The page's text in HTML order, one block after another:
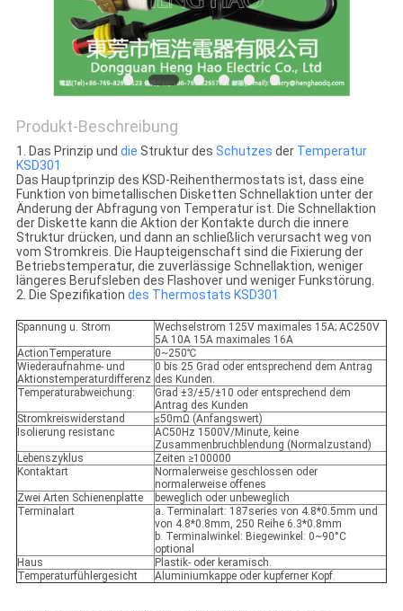
Produkt-Beschreibung
1. Das Prinzip und die Struktur des Schutzes der Temperatur
KSD301
Das Hauptprinzip des KSD-Reihenthermostats ist, dass eine
Funktion von bimetallischen Disketten Schnellaktion unter der
Änderung der Abfragung von Temperatur ist. Die Schnellaktion
der Diskette kann die Aktion der Kontakte durch die innere
Struktur drücken, und dann an schließlich verursacht weg von
vom Stromkreis. Die Haupteigenschaft sind die Fixierung der
Betriebstemperatur, die zuverlässige Schnellaktion, weniger
längeres Berufsleben des Flashover und weniger Funkstörung.
2. Die Spezifikation des Thermostats KSD301
Spannung u. Strom
Wechselstrom 125V maximales 15A; AC250V
5A 10A 15A maximales 16A
ActionTemperature
0~250℃
Wiederaufnahme- und
Aktionstemperaturdifferenz
0 bis 25 Grad oder entsprechend dem Antrag
des Kunden.
Temperaturabweichung:
Grad ±3/±5/±10 oder entsprechend dem
Antrag des Kunden
Stromkreiswiderstand
≤50mΩ (Anfangswert)
Isolierung resistanc
AC50Hz 1500V/Minute, keine
Zusammenbruchblendung (Normalzustand)
Lebenszyklus
Zeiten ≥100000
Kontaktart
Normalerweise geschlossen oder
normalerweise offenes
Zwei Arten Schienenplatte
beweglich oder unbeweglich
Terminalart
a. Terminalart: 187series von 4.8*0.5mm und
von 4.8*0.8mm, 250 Reihe 6.3*0.8mm
b. Terminalwinkel: Biegewinkel: 0~90°C
optional
Haus
Plastik- oder keramisch.
Temperaturfühlergesicht
Aluminiumkappe oder kupferner Kopf.